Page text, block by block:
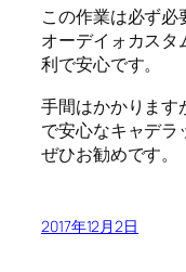
この作業は必ず必
オーデイォカス
利で安心です。
手間はかかります
で安心なキャデ
ぜひお勧めです。
2017年12月2日